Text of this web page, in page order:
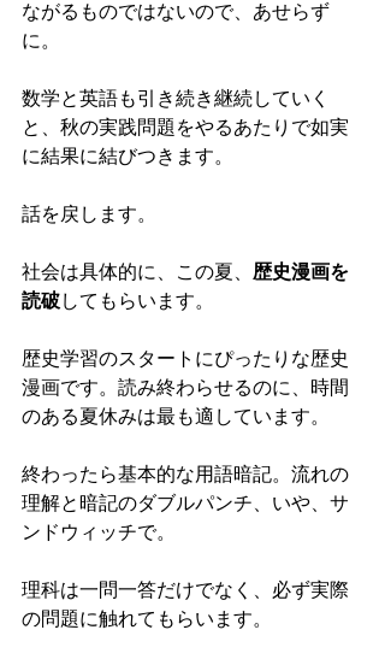
ながるものではないので、あせらず
に。
数学と英語も引き続き継続していく
と、秋の実践問題をやるあたりで如実
に結果に結びつきます。
話を戻します。
社会は具体的に、この夏、 歴史漫画を
読破してもらいます。
歴史学習のスタートにぴったりな歴史
漫画です。読み終わらせるのに、時間
のある夏休みは最も適しています。
終わったら基本的な用語暗記。流れの
理解と暗記のダブルパンチ、いや、サ
ンドウィッチで。
理科は一問一答だけでなく、必ず実際
の問題に触れてもらいます。